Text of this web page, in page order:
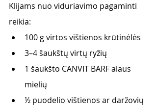
Klijams nuo viduriavimo pagaminti
reikia:
100 g virtos vištienos krūtinėlės
3–4 šaukštų virtų ryžių
1 šaukšto CANVIT BARF alaus
mielių
½ puodelio vištienos ar daržovių